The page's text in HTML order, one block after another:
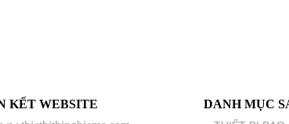
KẾT WEBSITE
DANH MỤC